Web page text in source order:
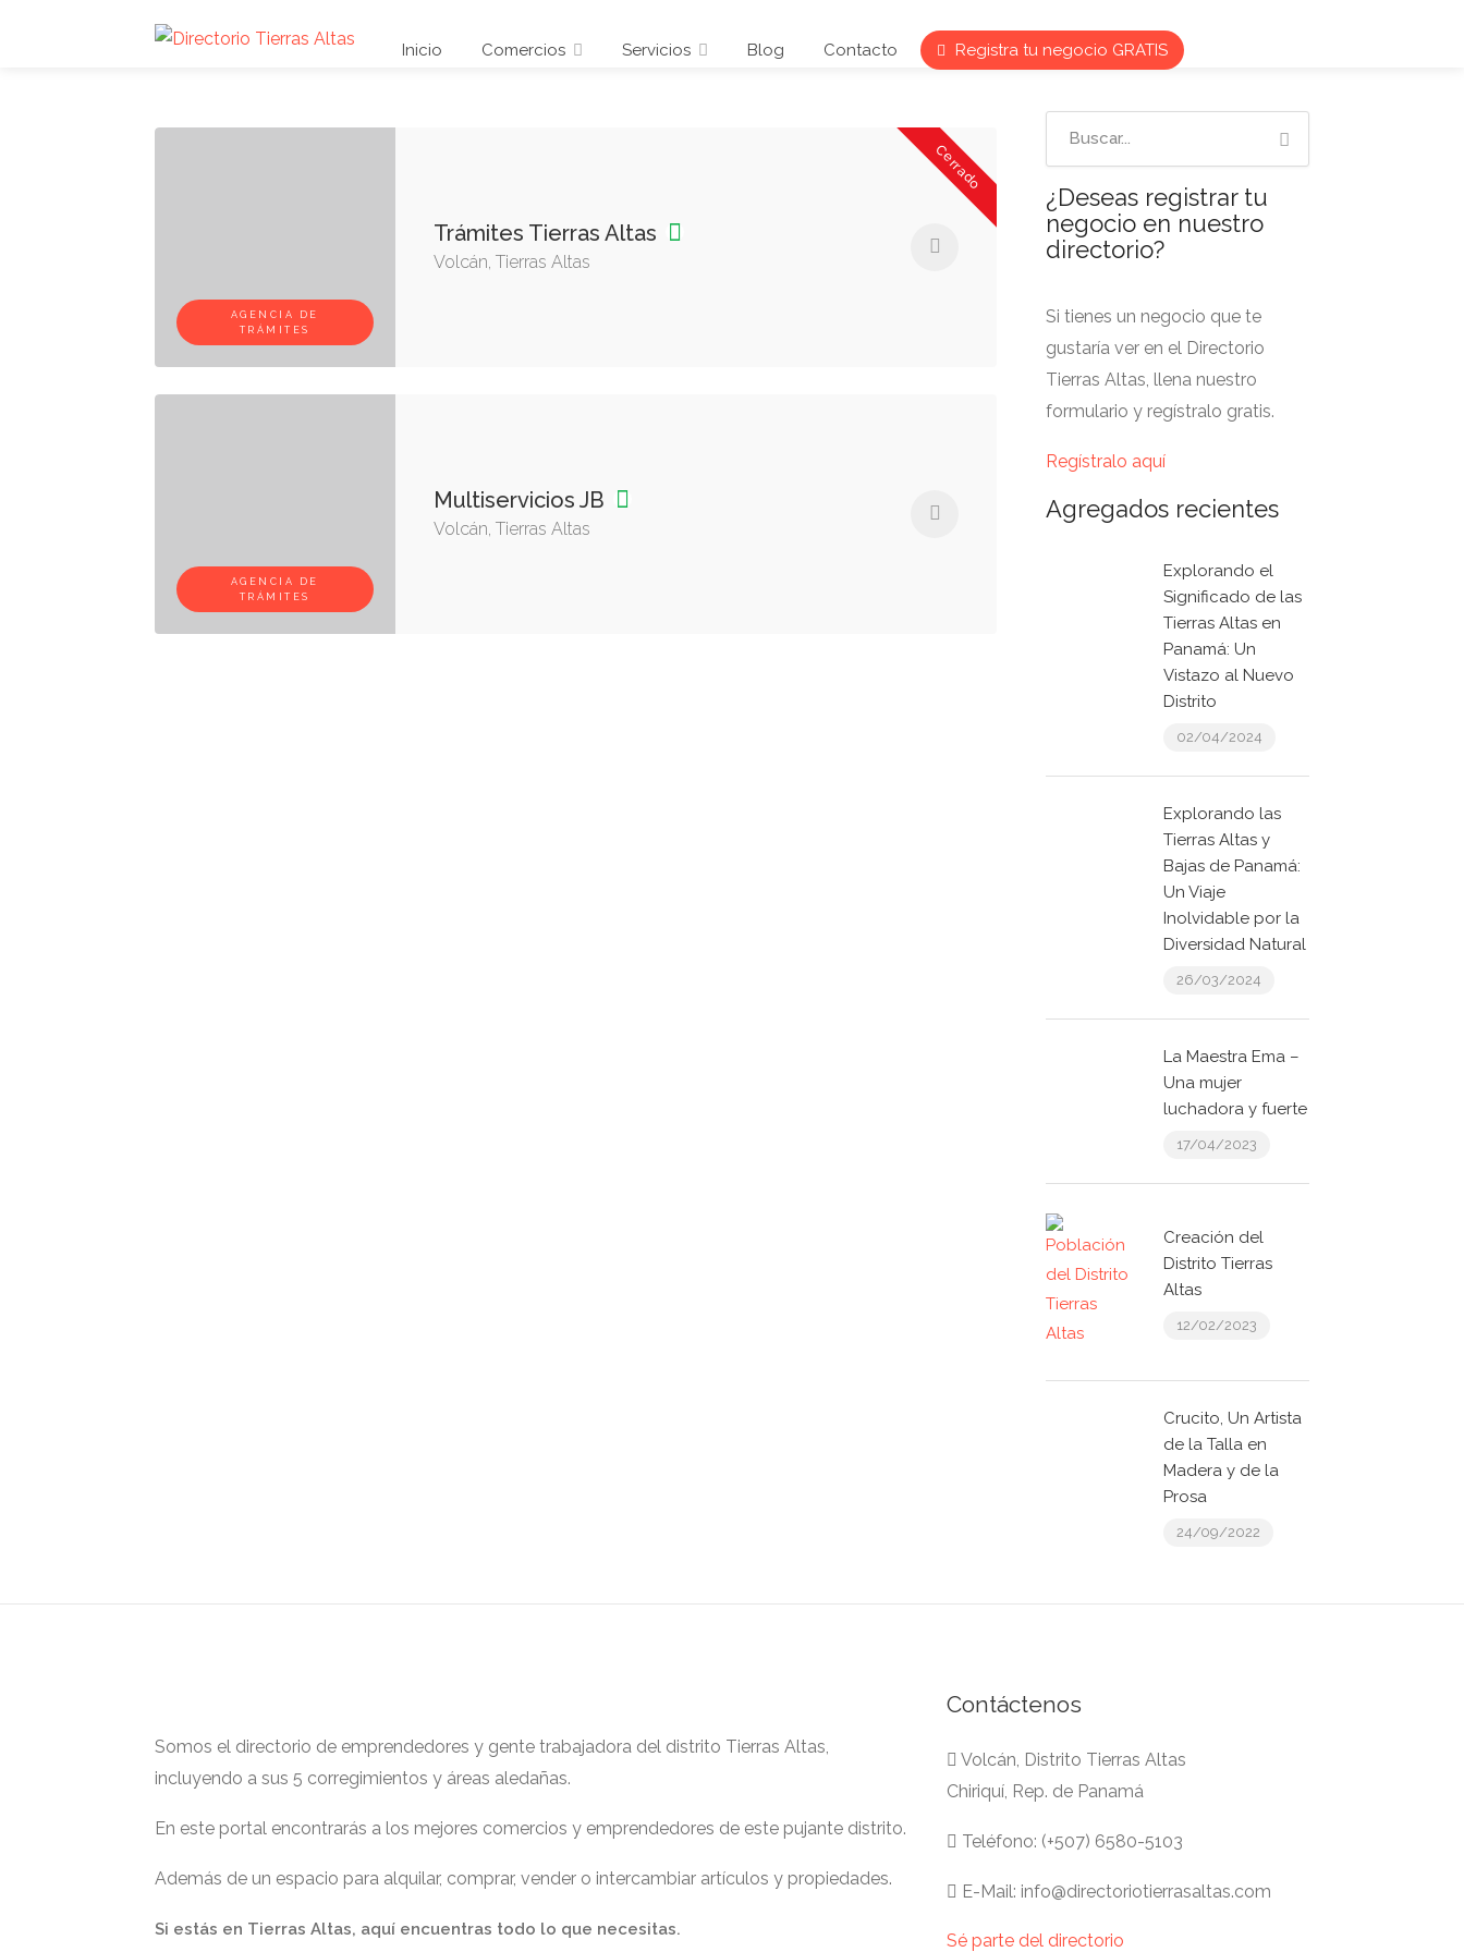
Inicio Comercios Servicios Blog Contacto Registra tu negocio GRATIS
AGENCIA DE
TRÁMITES
Cerrado
Trámites Tierras Altas
Volcán, Tierras Altas
AGENCIA DE
TRÁMITES
Multiservicios JB
Volcán, Tierras Altas
¿Deseas registrar tu
negocio en nuestro
directorio?
Si tienes un negocio que te
gustaría ver en el Directorio
Tierras Altas, llena nuestro
formulario y regístralo gratis.
Regístralo aquí
Agregados recientes
Explorando el
Significado de las
Tierras Altas en
Panamá: Un
Vistazo al Nuevo
Distrito
02/04/2024
Explorando las
Tierras Altas y
Bajas de Panamá:
Un Viaje
Inolvidable por la
Diversidad Natural
26/03/2024
La Maestra Ema –
Una mujer
luchadora y fuerte
17/04/2023
Creación del
Distrito Tierras
Altas
12/02/2023
Crucito, Un Artista
de la Talla en
Madera y de la
Prosa
24/09/2022
Somos el directorio de emprendedores y gente trabajadora del distrito Tierras Altas,
incluyendo a sus 5 corregimientos y áreas aledañas.
En este portal encontrarás a los mejores comercios y emprendedores de este pujante distrito.
Además de un espacio para alquilar, comprar, vender o intercambiar artículos y propiedades.
Si estás en Tierras Altas, aquí encuentras todo lo que necesitas.
Contáctenos
Volcán, Distrito Tierras Altas
Chiriquí, Rep. de Panamá
Teléfono: (+507) 6580-5103
E-Mail: info@directoriotierrasaltas.com
Sé parte del directorio